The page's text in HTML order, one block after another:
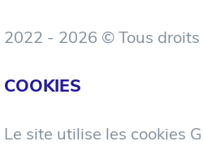
2022 - 2026 © Tous droits
COOKIES
Le site utilise les cookies